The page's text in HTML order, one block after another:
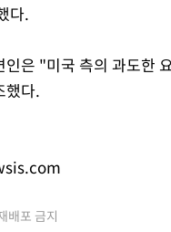
다.
은 "미국 측의 과도한
했다.
배포 금지